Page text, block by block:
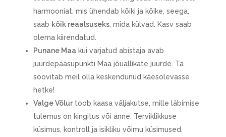
harmooniat, mis ühendab kõiki ja kõike, seega,
saab kõik reaalsuseks, mida külvad. Kasv saab
olema kiirendatud.
Punane Maa kui varjatud abistaja avab
juurdepääsupunkti Maa jõuallikate juurde. Ta
soovitab meil olla keskendunud käesolevasse
hetke!
Valge Võlurtoob kaasa väljakutse, mille läbimise
tulemus on kingitus või anne. Terviklikkuse
küsimus, kontroll ja isikliku võimu küsimused.